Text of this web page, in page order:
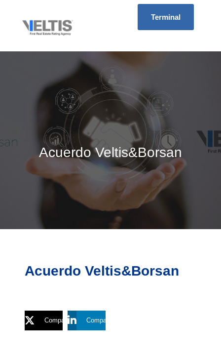
Terminal
Acuerdo Veltis&Borsan
Acuerdo Veltis&Borsan
Compartir Compartir